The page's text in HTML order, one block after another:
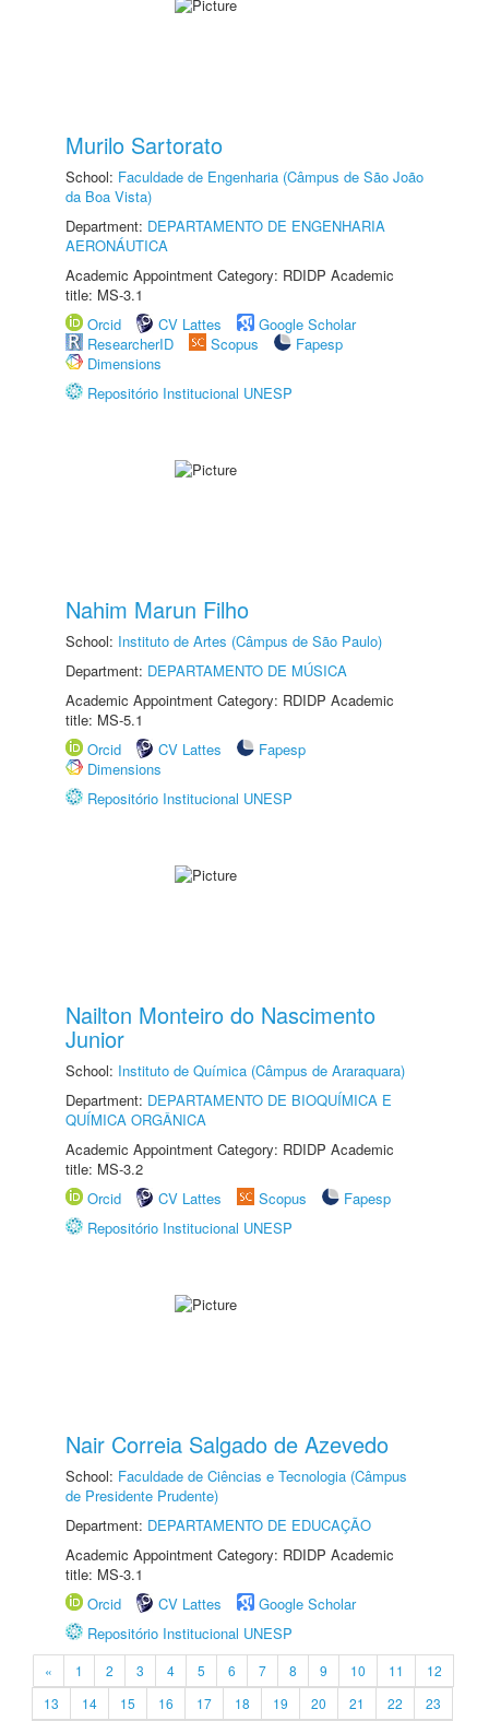
Murilo Sartorato
School: Faculdade de Engenharia (Câmpus de São João
da Boa Vista)
Department: DEPARTAMENTO DE ENGENHARIA
AERONÁUTICA
Academic Appointment Category: RDIDP Academic
title: MS-3.1
Orcid
CV Lattes
Google Scholar
ResearcherID
Scopus
Fapesp
Dimensions
Repositório Institucional UNESP
Nahim Marun Filho
School: Instituto de Artes (Câmpus de São Paulo)
Department: DEPARTAMENTO DE MÚSICA
Academic Appointment Category: RDIDP Academic
title: MS-5.1
Orcid
CV Lattes
Fapesp
Dimensions
Repositório Institucional UNESP
Nailton Monteiro do Nascimento
Junior
School: Instituto de Química (Câmpus de Araraquara)
Department: DEPARTAMENTO DE BIOQUÍMICA E
QUÍMICA ORGÂNICA
Academic Appointment Category: RDIDP Academic
title: MS-3.2
Orcid
CV Lattes Scopus
Fapesp
Repositório Institucional UNESP
Nair Correia Salgado de Azevedo
School: Faculdade de Ciências e Tecnologia (Câmpus
de Presidente Prudente)
Department: DEPARTAMENTO DE EDUCAÇÃO
Academic Appointment Category: RDIDP Academic
title: MS-3.1
Orcid
CV Lattes
Google Scholar
Repositório Institucional UNESP
« 1 2 3 4 5 6 7 8 9 10 11
12
13
14 15 16 17 18 19 20 21 22
23